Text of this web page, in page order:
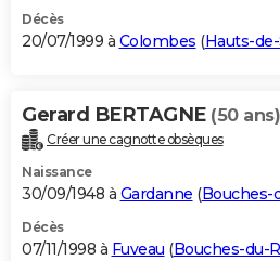
Décès
20/07/1999 à Colombes (Hauts-
Gerard BERTAGNE (50 ans)
Créer une cagnotte obsèques
Naissance
30/09/1948 à Gardanne (Bouches-
Décès
07/11/1998 à Fuveau (Bouches-du-